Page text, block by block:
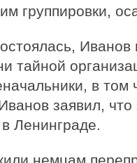
группировки,
тайной
в
заявил,
Ленинграде.